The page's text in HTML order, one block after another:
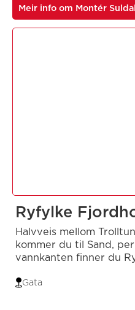
Meir info om Montér Suldal
Ryfylke
Halvveis mellom
kommer du til Sand,
vannkanten finner du
Gata